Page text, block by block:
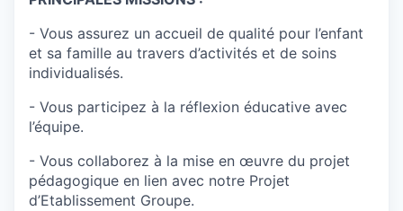
- Vous assurez un accueil de qualité pour l’enfant
et sa famille au travers d’activités et de soins
individualisés.
- Vous participez à la réflexion éducative avec
l’équipe.
- Vous collaborez à la mise en œuvre du projet
pédagogique en lien avec notre Projet
d’Etablissement Groupe.